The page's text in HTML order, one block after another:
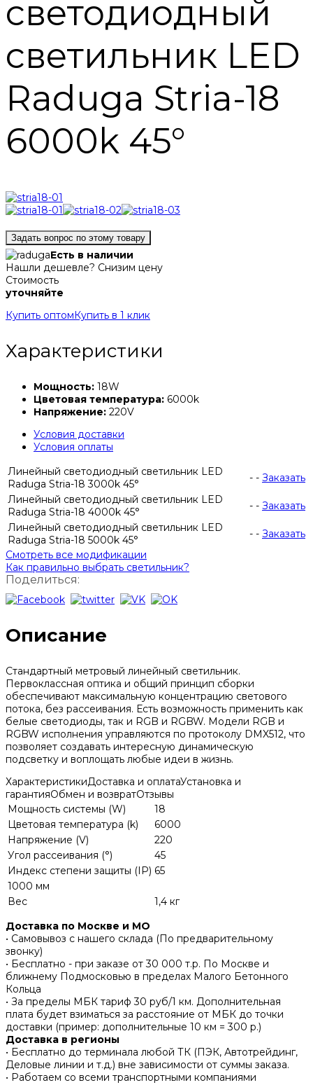
светодиодный
светильник LED
Raduga Stria-18
6000k 45°
Задать вопрос по этому товару
Есть в наличии
Нашли дешевле? Снизим цену
Стоимость
уточняйте
Купить оптом Купить в 1 клик
Характеристики
Мощность: 18W
Цветовая температура: 6000k
Напряжение: 220V
Условия доставки
Условия оплаты
Линейный светодиодный светильник LED
Raduga Stria-18 3000k 45°
- - Заказать
Линейный светодиодный светильник LED
Raduga Stria-18 4000k 45°
- - Заказать
Линейный светодиодный светильник LED
Raduga Stria-18 5000k 45°
- - Заказать
Смотреть все модификации
Как правильно выбрать светильник?
Поделиться:
Описание
Стандартный метровый линейный светильник.
Первоклассная оптика и общий принцип сборки
обеспечивают максимальную концентрацию светового
потока, без рассеивания. Есть возможность применить как
белые светодиоды, так и RGB и RGBW. Модели RGB и
RGBW исполнения управляются по протоколу DMX512, что
позволяет создавать интересную динамическую
подсветку и воплощать любые идеи в жизнь.
ХарактеристикиДоставка и оплатаУстановка и
гарантияОбмен и возвратОтзывы
Мощность системы (W)
18
Цветовая температура (k)
6000
Напряжение (V)
220
Угол рассеивания (°)
45
Индекс степени защиты (IP) 65
1000 мм
Вес
1,4 кг
Доставка по Москве и МО
• Самовывоз с нашего склада (По предварительному
звонку)
• Бесплатно - при заказе от 30 000 т.р. По Москве и
ближнему Подмосковью в пределах Малого Бетонного
Кольца
• За пределы МБК тариф 30 руб/1 км. Дополнительная
плата будет взиматься за расстояние от МБК до точки
доставки (пример: дополнительные 10 км = 300 р.)
Доставка в регионы
• Бесплатно до терминала любой ТК (ПЭК, Автотрейдинг,
Деловые линии и т.д.) вне зависимости от суммы заказа.
• Работаем со всеми транспортными компаниями